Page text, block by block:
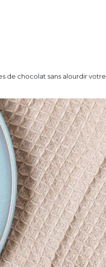
de chocolat sans alourdir votre